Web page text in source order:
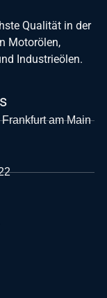
Qualität in der
Motorölen,
Industrieölen.
am Main